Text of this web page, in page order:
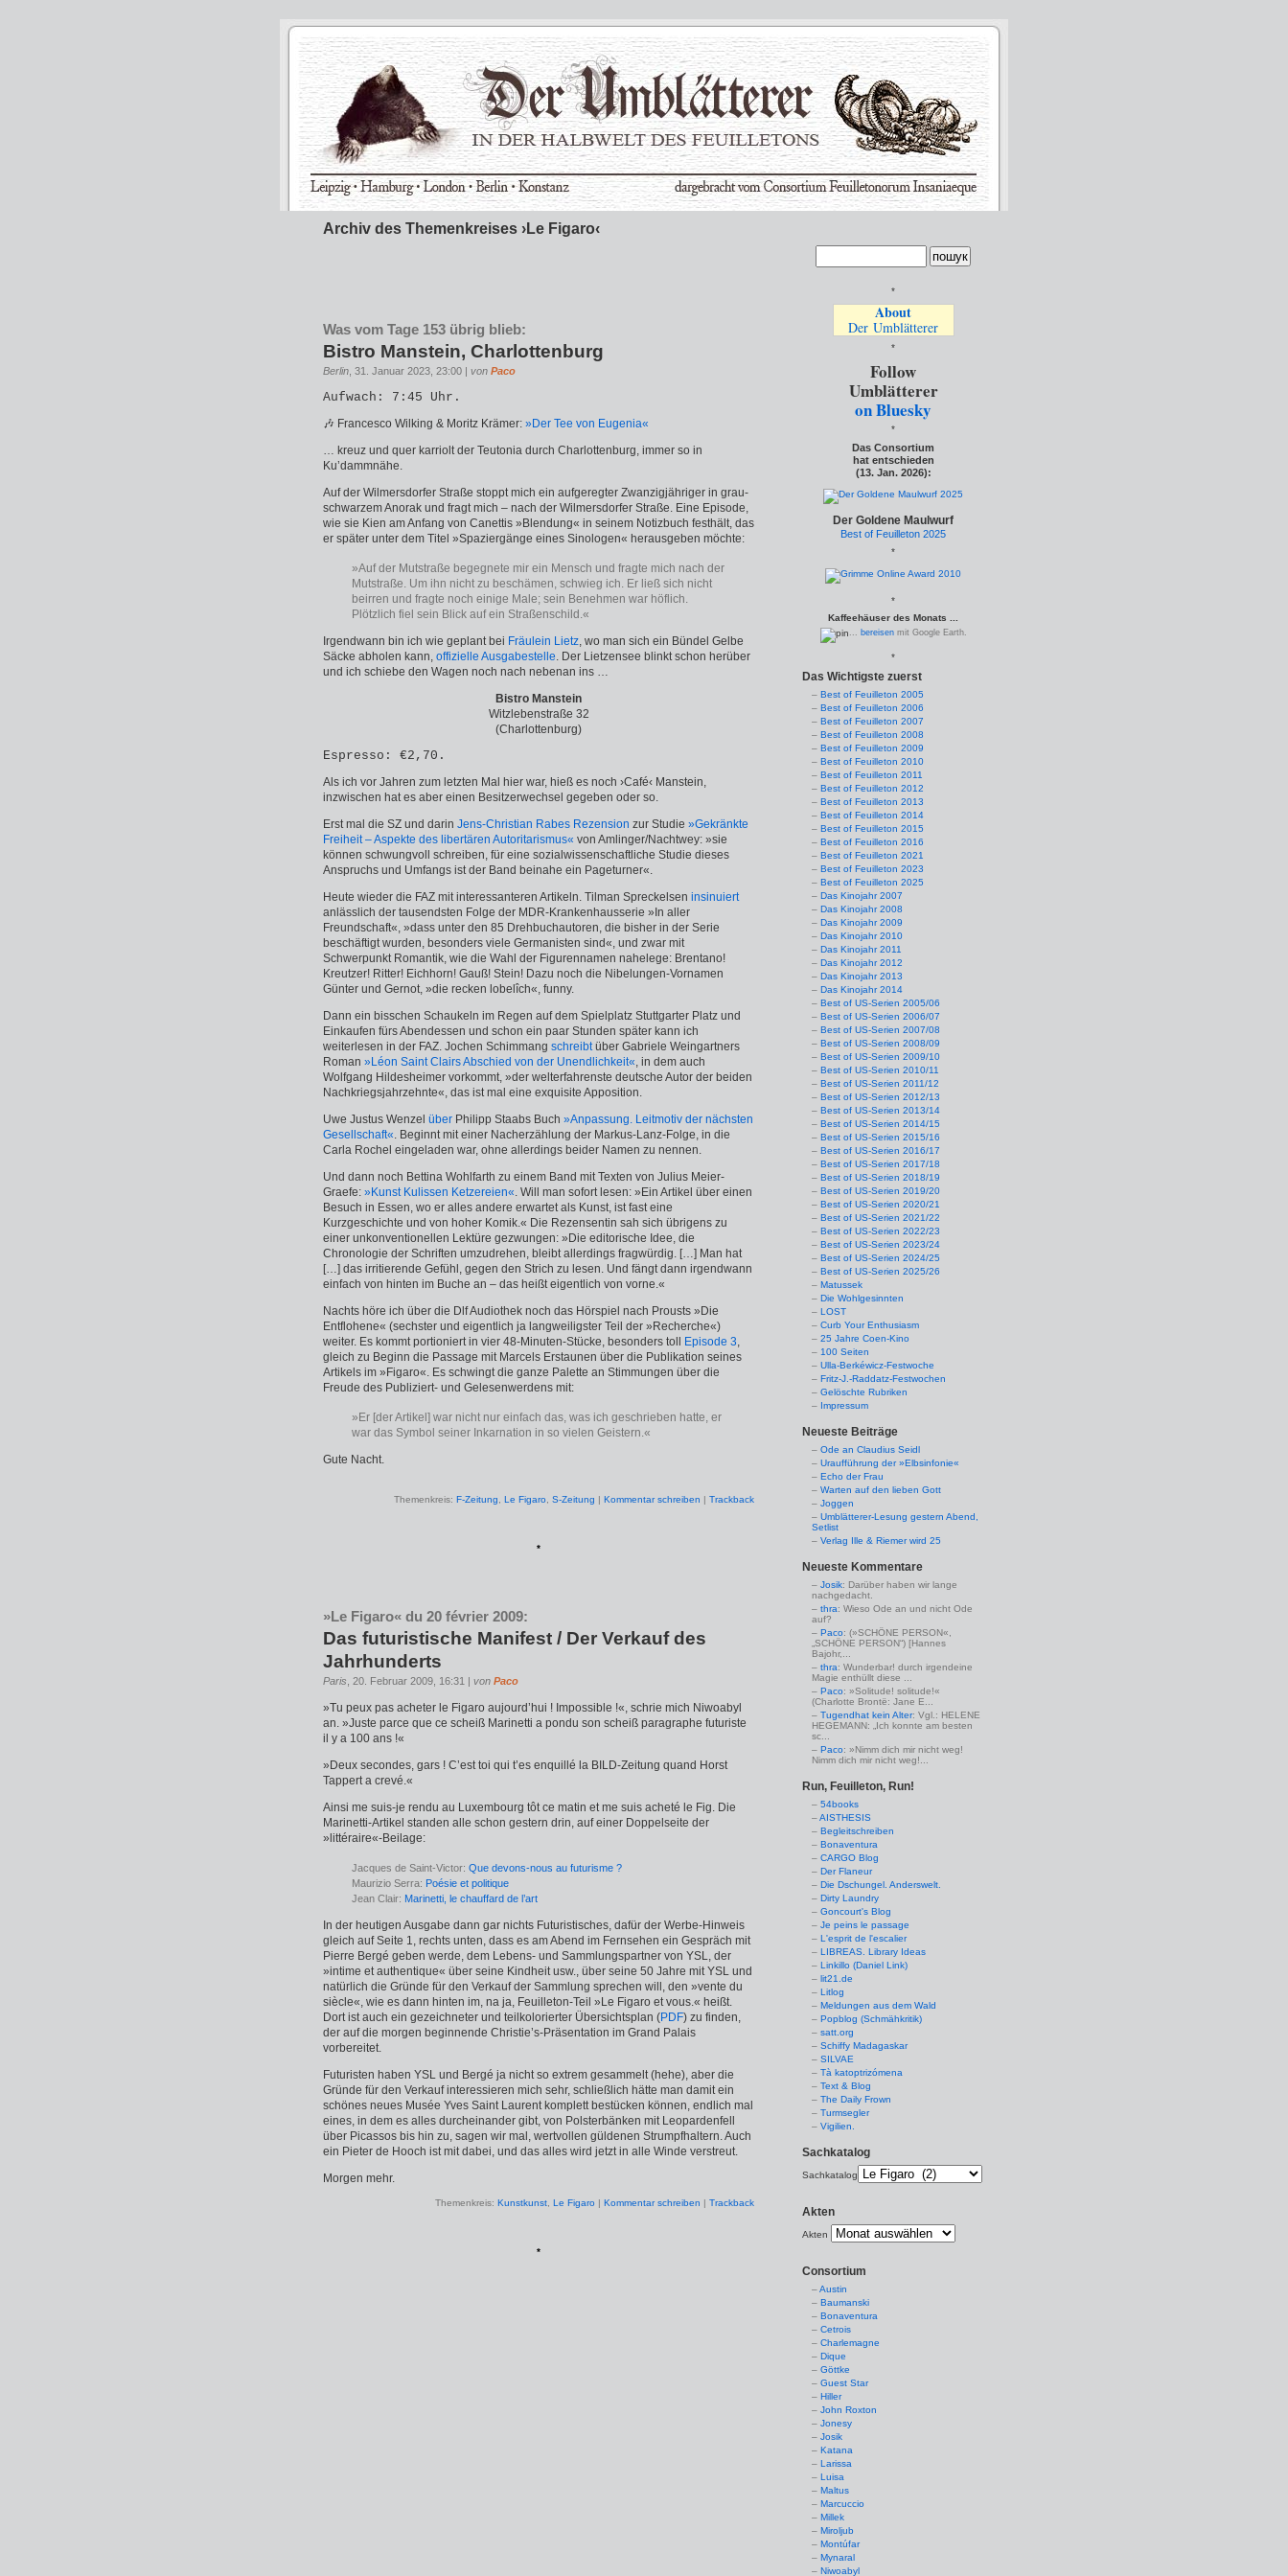
Archiv des Themenkreises ›Le Figaro‹
Was vom Tage 153 übrig blieb:
Bistro Manstein, Charlottenburg
Berlin , 31. Januar 2023, 23:00 | von Paco
Aufwach: 7:45 Uhr.
🎶 Francesco Wilking & Moritz Krämer: »Der Tee von Eugenia«
… kreuz und quer karriolt der Teutonia durch Charlottenburg, immer so in
Ku’dammnähe.
Auf der Wilmersdorfer Straße stoppt mich ein aufgeregter Zwanzigjähriger in grau-
schwarzem Anorak und fragt mich – nach der Wilmersdorfer Straße. Eine Episode,
wie sie Kien am Anfang von Canettis »Blendung« in seinem Notizbuch festhält, das
er später unter dem Titel »Spaziergänge eines Sinologen« herausgeben möchte:
»Auf der Mutstraße begegnete mir ein Mensch und fragte mich nach der
Mutstraße. Um ihn nicht zu beschämen, schwieg ich. Er ließ sich nicht
beirren und fragte noch einige Male; sein Benehmen war höflich.
Plötzlich fiel sein Blick auf ein Straßenschild.«
Irgendwann bin ich wie geplant bei Fräulein Lietz, wo man sich ein Bündel Gelbe
Säcke abholen kann, offizielle Ausgabestelle. Der Lietzensee blinkt schon herüber
und ich schiebe den Wagen noch nach nebenan ins …
Bistro Manstein
Witzlebenstraße 32
(Charlottenburg)
Espresso: €2,70.
Als ich vor Jahren zum letzten Mal hier war, hieß es noch ›Café‹ Manstein,
inzwischen hat es aber einen Besitzerwechsel gegeben oder so.
Erst mal die SZ und darin Jens-Christian Rabes Rezension zur Studie »Gekränkte
Freiheit – Aspekte des libertären Autoritarismus« von Amlinger/Nachtwey: »sie
können schwungvoll schreiben, für eine sozialwissenschaftliche Studie dieses
Anspruchs und Umfangs ist der Band beinahe ein Pageturner«.
Heute wieder die FAZ mit interessanteren Artikeln. Tilman Spreckelsen insinuiert
anlässlich der tausendsten Folge der MDR-Krankenhausserie »In aller
Freundschaft«, »dass unter den 85 Drehbuchautoren, die bisher in der Serie
beschäftigt wurden, besonders viele Germanisten sind«, und zwar mit
Schwerpunkt Romantik, wie die Wahl der Figurennamen nahelege: Brentano!
Kreutzer! Ritter! Eichhorn! Gauß! Stein! Dazu noch die Nibelungen-Vornamen
Günter und Gernot, »die recken lobelîch«, funny.
Dann ein bisschen Schaukeln im Regen auf dem Spielplatz Stuttgarter Platz und
Einkaufen fürs Abendessen und schon ein paar Stunden später kann ich
weiterlesen in der FAZ. Jochen Schimmang schreibtüber Gabriele Weingartners
Roman »Léon Saint Clairs Abschied von der Unendlichkeit«, in dem auch
Wolfgang Hildesheimer vorkommt, »der welterfahrenste deutsche Autor der beiden
Nachkriegsjahrzehnte«, das ist mal eine exquisite Apposition.
Uwe Justus Wenzel über Philipp Staabs Buch »Anpassung. Leitmotiv der nächsten
Gesellschaft«. Beginnt mit einer Nacherzählung der Markus-Lanz-Folge, in die
Carla Rochel eingeladen war, ohne allerdings beider Namen zu nennen.
Und dann noch Bettina Wohlfarth zu einem Band mit Texten von Julius Meier-
Graefe: »Kunst Kulissen Ketzereien«. Will man sofort lesen: »Ein Artikel über einen
Besuch in Essen, wo er alles andere erwartet als Kunst, ist fast eine
Kurzgeschichte und von hoher Komik.« Die Rezensentin sah sich übrigens zu
einer unkonventionellen Lektüre gezwungen: »Die editorische Idee, die
Chronologie der Schriften umzudrehen, bleibt allerdings fragwürdig. […] Man hat
[…] das irritierende Gefühl, gegen den Strich zu lesen. Und fängt dann irgendwann
einfach von hinten im Buche an – das heißt eigentlich von vorne.«
Nachts höre ich über die Dlf Audiothek noch das Hörspiel nach Prousts »Die
Entflohene« (sechster und eigentlich ja langweiligster Teil der »Recherche«)
weiter. Es kommt portioniert in vier 48-Minuten-Stücke, besonders toll
Episode 3,
gleich zu Beginn die Passage mit Marcels Erstaunen über die Publikation seines
Artikels im »Figaro«. Es schwingt die ganze Palette an Stimmungen über die
Freude des Publiziert- und Gelesenwerdens mit:
»Er [der Artikel] war nicht nur einfach das, was ich geschrieben hatte, er
war das Symbol seiner Inkarnation in so vielen Geistern.«
Gute Nacht.
Themenkreis: F-Zeitung Le Figaro S-Zeitung | Kommentar schreiben | Trackback
*
»Le Figaro« du 20 février 2009:
Das futuristische Manifest / Der Verkauf des
Jahrhunderts
Paris , 20. Februar 2009, 16:31 | von Paco
»Tu peux pas acheter le Figaro aujourd’hui ! Impossible !«, schrie mich Niwoabyl
an. »Juste parce que ce scheiß Marinetti a pondu son scheiß paragraphe futuriste
il y a 100 ans !«
»Deux secondes, gars ! C’est toi qui t’es enquillé la BILD-Zeitung quand Horst
Tappert a crevé.«
Ainsi me suis-je rendu au Luxembourg tôt ce matin et me suis acheté le Fig. Die
Marinetti-Artikel standen alle schon gestern drin, auf einer Doppelseite der
»littéraire«-Beilage:
Jacques de Saint-Victor: Que devons-nous au futurisme ?
Maurizio Serra: Poésie et politique
Jean Clair: Marinetti, le chauffard de l’art
In der heutigen Ausgabe dann gar nichts Futuristisches, dafür der Werbe-Hinweis
gleich auf Seite 1, rechts unten, dass es am Abend im Fernsehen ein Gespräch mit
Pierre Bergé geben werde, dem Lebens- und Sammlungspartner von YSL, der
»intime et authentique« über seine Kindheit usw., über seine 50 Jahre mit YSL und
natürlich die Gründe für den Verkauf der Sammlung sprechen will, den »vente du
siècle«, wie es dann hinten im, na ja, Feuilleton-Teil »Le Figaro et vous.« heißt.
Dort ist auch ein gezeichneter und teilkolorierter Übersichtsplan (PDF) zu finden,
der auf die morgen beginnende Christie’s-Präsentation im Grand Palais
vorbereitet.
Futuristen haben YSL und Bergé ja nicht so extrem gesammelt (hehe), aber die
Gründe für den Verkauf interessieren mich sehr, schließlich hätte man damit ein
schönes neues Musée Yves Saint Laurent komplett bestücken können, endlich mal
eines, in dem es alles durcheinander gibt, von Polsterbänken mit Leopardenfell
über Picassos bis hin zu, sagen wir mal, wertvollen güldenen Strumpf­haltern. Auch
ein Pieter de Hooch ist mit dabei, und das alles wird jetzt in alle Winde verstreut.
Morgen mehr.
Themenkreis: Kunstkunst Le Figaro | Kommentar schreiben | Trackback
*
*
About
Der Umblätterer
*
Follow
Umblätterer
on Bluesky
*
Das Consortium
hat entschieden
(13. Jan. 2026):
Der Goldene Maulwurf
Best of Feuilleton 2025
*
*
Kaffeehäuser des Monats ...
... bereisenmit Google Earth.
*
Das Wichtigste zuerst
Best of Feuilleton 2005
Best of Feuilleton 2006
Best of Feuilleton 2007
Best of Feuilleton 2008
Best of Feuilleton 2009
Best of Feuilleton 2010
Best of Feuilleton 2011
Best of Feuilleton 2012
Best of Feuilleton 2013
Best of Feuilleton 2014
Best of Feuilleton 2015
Best of Feuilleton 2016
Best of Feuilleton 2021
Best of Feuilleton 2023
Best of Feuilleton 2025
Das Kinojahr 2007
Das Kinojahr 2008
Das Kinojahr 2009
Das Kinojahr 2010
Das Kinojahr 2011
Das Kinojahr 2012
Das Kinojahr 2013
Das Kinojahr 2014
Best of US-Serien 2005/06
Best of US-Serien 2006/07
Best of US-Serien 2007/08
Best of US-Serien 2008/09
Best of US-Serien 2009/10
Best of US-Serien 2010/11
Best of US-Serien 2011/12
Best of US-Serien 2012/13
Best of US-Serien 2013/14
Best of US-Serien 2014/15
Best of US-Serien 2015/16
Best of US-Serien 2016/17
Best of US-Serien 2017/18
Best of US-Serien 2018/19
Best of US-Serien 2019/20
Best of US-Serien 2020/21
Best of US-Serien 2021/22
Best of US-Serien 2022/23
Best of US-Serien 2023/24
Best of US-Serien 2024/25
Best of US-Serien 2025/26
Matussek
Die Wohlgesinnten
LOST
Curb Your Enthusiasm
25 Jahre Coen-Kino
100 Seiten
Ulla-Berkéwicz-Festwoche
Fritz-J.-Raddatz-Festwochen
Gelöschte Rubriken
Impressum
Neueste Beiträge
Ode an Claudius Seidl
Uraufführung der »Elbsinfonie«
Echo der Frau
Warten auf den lieben Gott
Joggen
Umblätterer-Lesung gestern Abend,
Setlist
Verlag Ille & Riemer wird 25
Neueste Kommentare
Josik: Darüber haben wir lange
nachgedacht.
thra: Wieso Ode an und nicht Ode
auf?
Paco: (»SCHÖNE PERSON«,
„SCHÖNE PERSON“) [Hannes
Bajohr,...
thra: Wunderbar! durch irgendeine
Magie enthüllt diese ...
Paco: »Solitude! solitude!«
(Charlotte Brontë: Jane E...
Tugendhat kein Alter: Vgl.: HELENE
HEGEMANN: „Ich konnte am besten
sc...
Paco: »Nimm dich mir nicht weg!
Nimm dich mir nicht weg!...
Run, Feuilleton, Run!
54books
AISTHESIS
Begleitschreiben
Bonaventura
CARGO Blog
Der Flaneur
Die Dschungel. Anderswelt.
Dirty Laundry
Goncourt's Blog
Je peins le passage
L'esprit de l'escalier
LIBREAS. Library Ideas
Linkillo (Daniel Link)
lit21.de
Litlog
Meldungen aus dem Wald
Popblog (Schmähkritik)
satt.org
Schiffy Madagaskar
SILVAE
Tà katoptrizómena
Text & Blog
The Daily Frown
Turmsegler
Vigilien.
Sachkatalog
Sachkatalog
Akten
Akten
Consortium
Austin
Baumanski
Bonaventura
Cetrois
Charlemagne
Dique
Göttke
Guest Star
Hiller
John Roxton
Jonesy
Josik
Katana
Larissa
Luisa
Maltus
Marcuccio
Millek
Miroljub
Montúfar
Mynaral
Niwoabyl